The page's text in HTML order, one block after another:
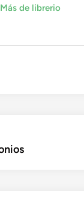
Más de librerio